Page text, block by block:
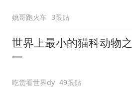
姚哥跑火车 3跟贴
世界上最小的猫科动物之
一
吃货看世界dy 49跟贴